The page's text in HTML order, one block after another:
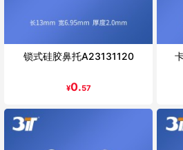
锁式硅胶鼻托A23131120
¥0.57